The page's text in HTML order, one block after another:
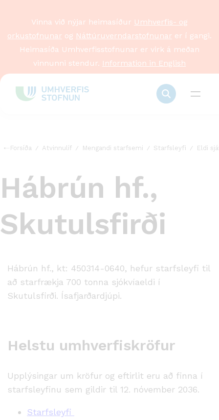
Vinna við nýjar heimasíður Umhverfis- og
orkustofnunar og Náttúruverndarstofnunar er í gangi.
Heimasíða Umhverfisstofnunar er virk á meðan
vinnunni stendur. Information in English
Forsíða Atvinnulíf Mengandi starfsemi Starfsleyfi Eldi
Hábrún hf.,
Skutulsfirði
Hábrún hf., kt: 450314-0640, hefur starfsleyfi til
að starfrækja 700 tonna sjókvíaeldi í
Skutulsfirði. Ísafjarðardjúpi.
Helstu umhverfiskröfur
Upplýsingar um kröfur og eftirlit eru að finna í
starfsleyfinu sem gildir til 12. nóvember 2036.
Starfsleyfi